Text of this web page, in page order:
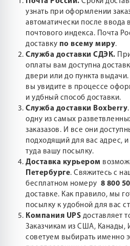
узнать при оформлении
автоматически после ввода
почтового индекса. Почта
доставку по всему миру.
Служба доставки СДЭК.
оплаты вам доступна
двери или до пункта
вы увидите в процессе
и удбный способ доставки.
Служба доставки Boxberry
одну из самых
заказазов. И все они
подходящий для вас адрес,
туда вашу посылку.
Доставка курьером
Петербурге. Свяжитесь с
бесплатном номеру 8 800
доставке. Как правило, мы
посылку к удобной для вас
Компания UPS доставляет
Заказчикам из США, Канады,
советуем выбирать именно